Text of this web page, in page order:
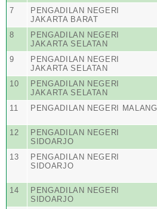
7
PENGADILAN NEGERI
JAKARTA BARAT
8
PENGADILAN NEGERI
JAKARTA SELATAN
9
PENGADILAN NEGERI
JAKARTA SELATAN
10
PENGADILAN NEGERI
JAKARTA SELATAN
11 PENGADILAN NEGERI MALANG
12
PENGADILAN NEGERI
SIDOARJO
13
PENGADILAN NEGERI
SIDOARJO
14
PENGADILAN NEGERI
SIDOARJO